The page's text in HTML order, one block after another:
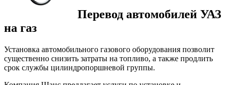
Перевод автомобилей УАЗ
на газ
Установка автомобильного газового оборудования позволит
существенно снизить затраты на топливо, а также продлить
срок службы цилиндропоршневой группы.